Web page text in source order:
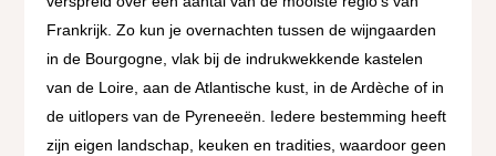
Frankrijk. Zo kun je overnachten tussen de wijngaarden
in de Bourgogne, vlak bij de indrukwekkende kastelen
van de Loire, aan de Atlantische kust, in de Ardèche of in
de uitlopers van de Pyreneeën. Iedere bestemming heeft
zijn eigen landschap, keuken en tradities, waardoor geen